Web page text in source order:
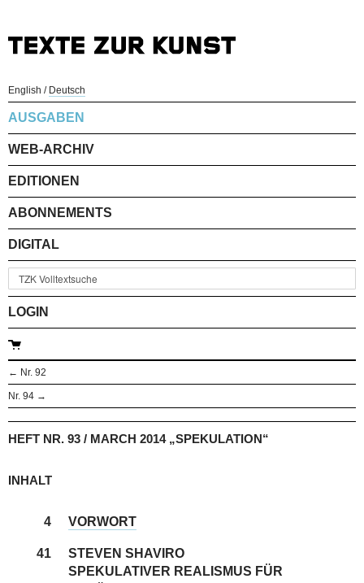
English / Deutsch
AUSGABEN
WEB-ARCHIV
EDITIONEN
ABONNEMENTS
DIGITAL
LOGIN
← Nr. 92
Nr. 94 →
HEFT NR. 93 / MARCH 2014 „SPEKULATION“
INHALT
4 VORWORT
41
STEVEN SHAVIRO
SPEKULATIVER REALISMUS FÜR